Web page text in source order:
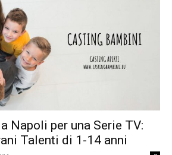
Napoli per una Serie TV:
Talenti di 1-14 anni